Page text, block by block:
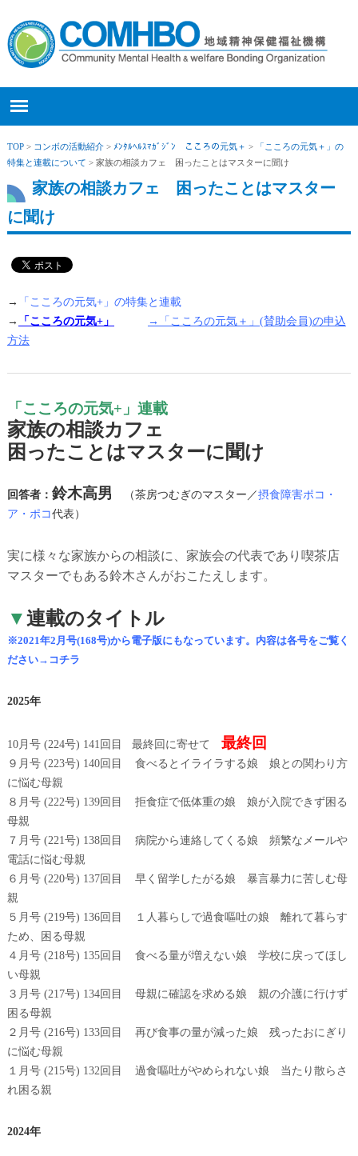
TOP> コンボの活動紹介> ﾒﾝﾀﾙﾍﾙｽﾏｶﾞｼﾞﾝ こころの元気＋ >
「こころの元気＋」の
特集と連載について > 家族の相談カフェ 困ったことはマスターに聞け
家族の相談カフェ 困ったことはマスター
に聞け
→
「こころの元気+」の特集と連載
→
「こころの元気+」
→「こころの元気＋」(賛助会員)の申込
方法
「こころの元気+」連載
家族の相談カフェ
困ったことはマスターに聞け
回答者： 鈴木高男 （茶房つむぎのマスター／摂食障害ポコ・
ア・ポコ代表）
実に様々な家族からの相談に、家族会の代表であり喫茶店
マスターでもある鈴木さんがおこたえします。
▼連載のタイトル
※2021年2月号(168号)から電子版にもなっています。内容は各号をご覧く
ださい→コチラ
2025年
10月号 (224号) 141回目 最終回に寄せて 最終回
９月号 (223号) 140回目 食べるとイライラする娘 娘との関わり方
に悩む母親
８月号 (222号) 139回目 拒食症で低体重の娘 娘が入院できず困る
母親
７月号 (221号) 138回目 病院から連絡してくる娘 頻繁なメールや
電話に悩む母親
６月号 (220号) 137回目 早く留学したがる娘 暴言暴力に苦しむ母
親
５月号 (219号) 136回目 １人暮らしで過食嘔吐の娘 離れて暮らす
ため、困る母親
４月号 (218号) 135回目 食べる量が増えない娘 学校に戻ってほし
い母親
３月号 (217号) 134回目 母親に確認を求める娘 親の介護に行けず
困る母親
２月号 (216号) 133回目 再び食事の量が減った娘 残ったおにぎり
に悩む母親
１月号 (215号) 132回目 過食嘔吐がやめられない娘 当たり散らさ
れ困る親
2024年